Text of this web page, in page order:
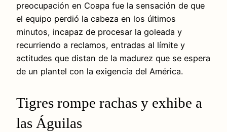
preocupación en Coapa fue la sensación de que
el equipo perdió la cabeza en los últimos
minutos, incapaz de procesar la goleada y
recurriendo a reclamos, entradas al límite y
actitudes que distan de la madurez que se espera
de un plantel con la exigencia del América.
Tigres rompe rachas y exhibe a
las Águilas